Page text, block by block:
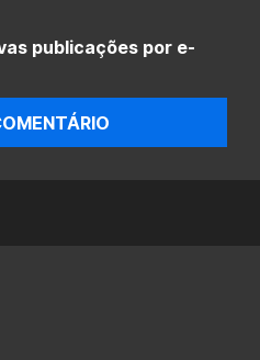
publicações por e-